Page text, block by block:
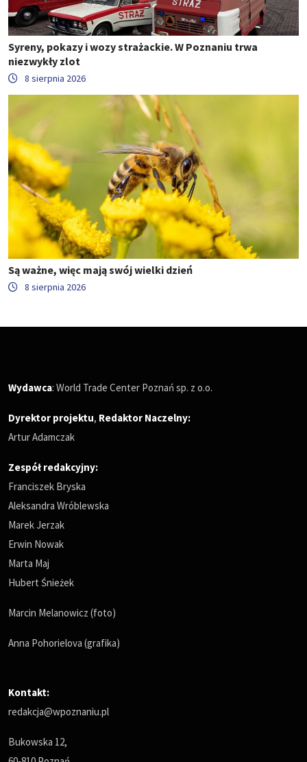
Syreny, pokazy i wozy strażackie. W Poznaniu trwa
niezwykły zlot
8 sierpnia 2026
Są ważne, więc mają swój wielki dzień
8 sierpnia 2026
Wydawca: World Trade Center Poznań sp. z o.o.
Dyrektor projektu, Redaktor Naczelny:
Artur Adamczak
Zespół redakcyjny:
Franciszek Bryska
Aleksandra Wróblewska
Marek Jerzak
Erwin Nowak
Marta Maj
Hubert Śnieżek
Marcin Melanowicz (foto)
Anna Pohorielova (grafika)
Kontakt:
redakcja@wpoznaniu.pl
Bukowska 12,